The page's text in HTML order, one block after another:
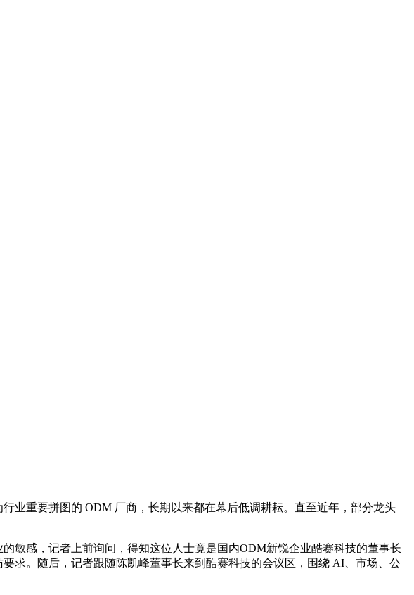
业重要拼图的 ODM 厂商，长期以来都在幕后低调耕耘。直至近年，部分龙头
敏感，记者上前询问，得知这位人士竟是国内ODM新锐企业酷赛科技的董事长
求。随后，记者跟随陈凯峰董事长来到酷赛科技的会议区，围绕 AI、市场、公